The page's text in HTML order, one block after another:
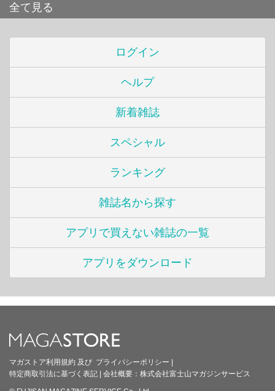
全て見る
ログイン
ヘルプ
新着雑誌
スペシャル
ランキング
雑誌名から探す
アプリで買えない雑誌の一覧
アプリをダウンロード
マガストア利用規約 及び プライバシーポリシー
特定商取引法に基づく表記
会社概要： 株式会社富士山マガジンサービス